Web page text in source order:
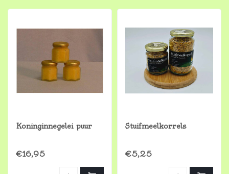
Koninginnegelei puur
€16,95
Stuifmeelkorrels
€5,25